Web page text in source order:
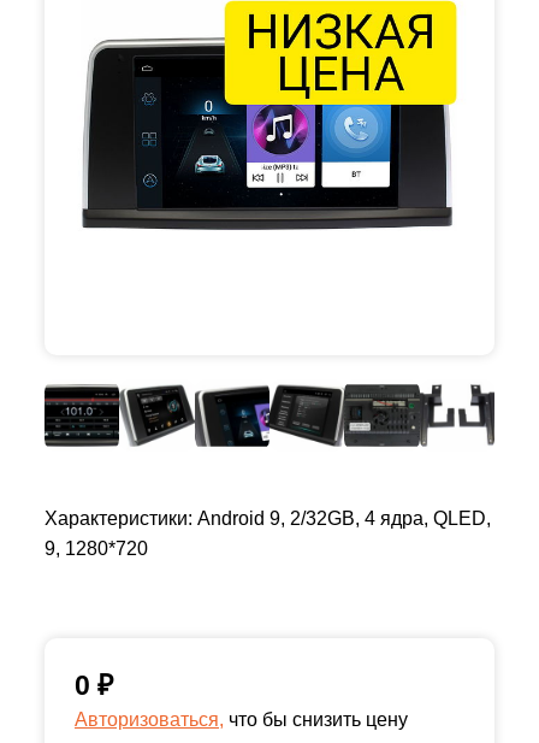
Характеристики: Android 9, 2/32GB, 4 ядра, QLED,
9, 1280*720
0 ₽
Авторизоваться, что бы снизить цену